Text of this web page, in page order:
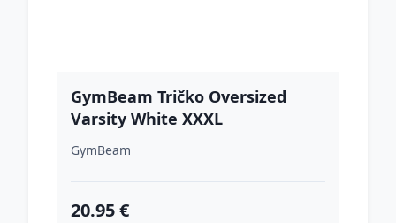
GymBeam Tričko Oversized
Varsity White XXXL
GymBeam
20.95 €